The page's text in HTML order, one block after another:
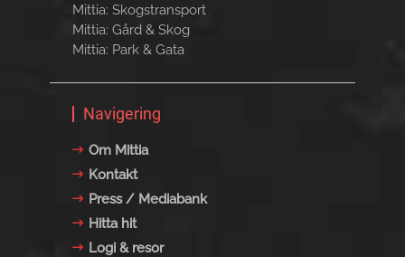
Mittia: Skogstransport
Mittia: Gård & Skog
Mittia: Park & Gata
Navigering
Om Mittia
Kontakt
Press / Mediabank
Hitta hit
Logi & resor